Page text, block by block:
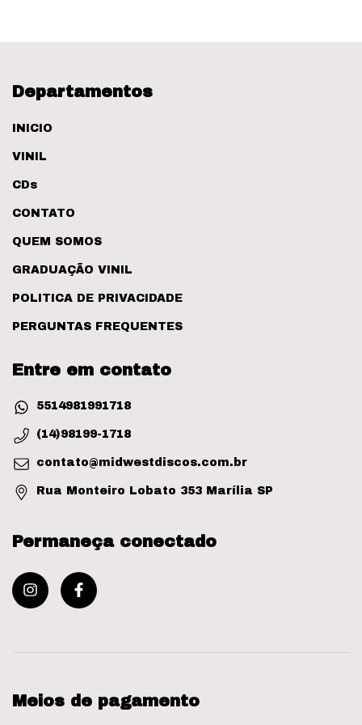
Departamentos
INICIO
VINIL
CDs
CONTATO
QUEM SOMOS
GRADUAÇÃO VINIL
POLITICA DE PRIVACIDADE
PERGUNTAS FREQUENTES
Entre em contato
5514981991718
(14)98199-1718
contato@midwestdiscos.com.br
Rua Monteiro Lobato 353 Marília SP
Permaneça conectado
Meios de pagamento